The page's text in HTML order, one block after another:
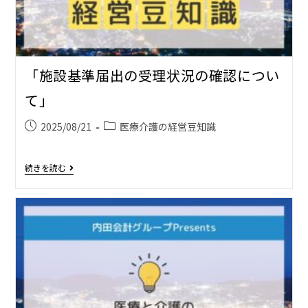
「施設基準届出の受理状況の確認につい
て」
2025/08/21 医療介護の経営豆知識
続きを読む